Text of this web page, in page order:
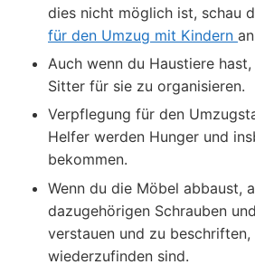
dies nicht möglich ist, schau
für den Umzug mit Kindern
Auch wenn du Haustiere
Sitter für sie zu organisieren.
Verpflegung für den
Helfer werden Hunger und
bekommen.
Wenn du die Möbel abbaust,
dazugehörigen Schrauben
verstauen und zu
wiederzufinden sind.